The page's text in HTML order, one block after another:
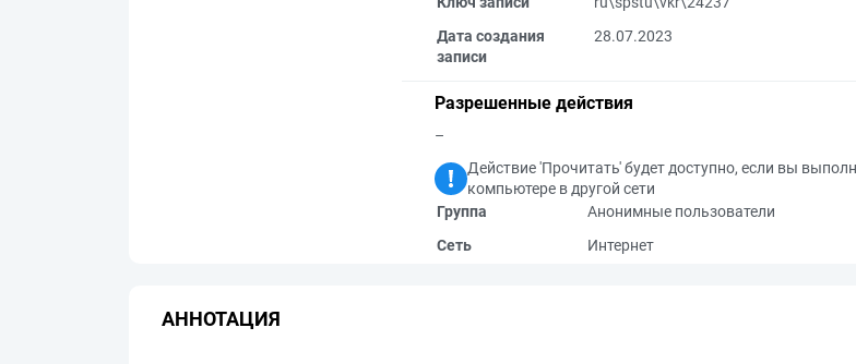
Дата создания
записи
28.07.2023
Разрешенные действия
–
Действие 'Прочитать' будет доступно, если вы
компьютере в другой сети
Группа
Анонимные пользователи
Сеть
Интернет
АННОТАЦИЯ